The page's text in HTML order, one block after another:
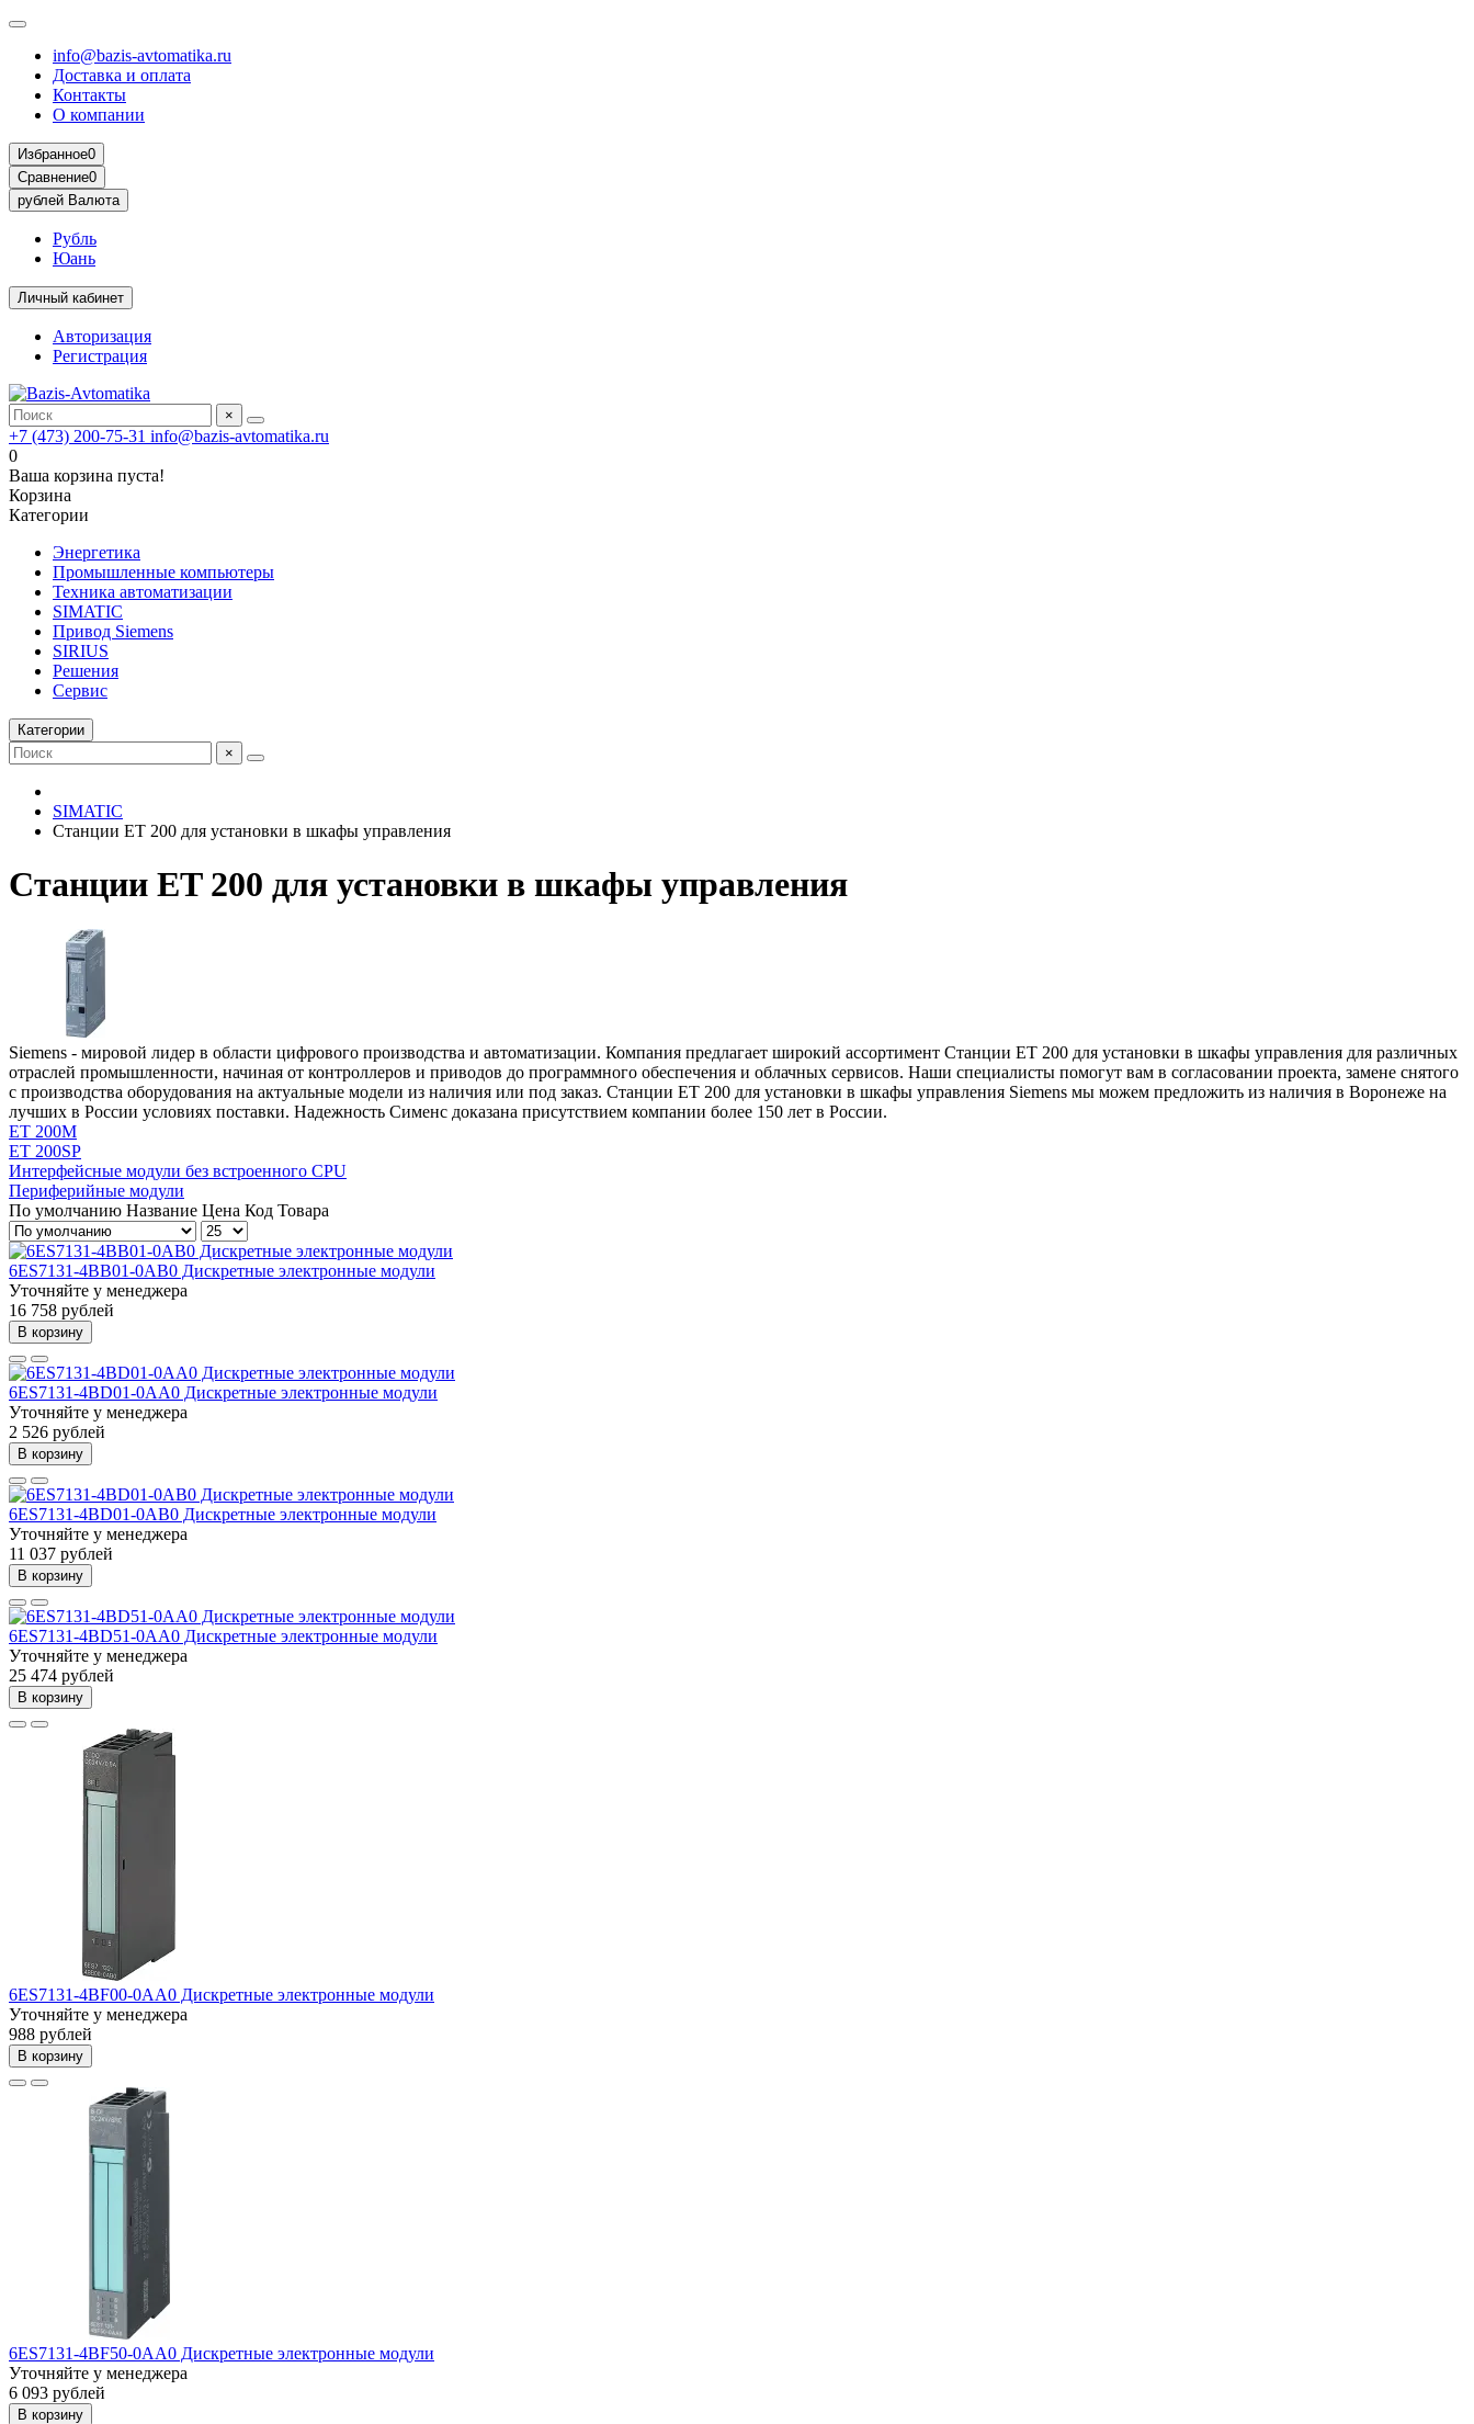
info@bazis-avtomatika.ru
Доставка и оплата
Контакты
О компании
Избранное0
Сравнение0
рублей Валюта
Рубль
Юань
Личный кабинет
Авторизация
Регистрация
×
+7 (473) 200-75-31 info@bazis-avtomatika.ru
0
Ваша корзина пуста!
Корзина
Категории
Энергетика
Промышленные компьютеры
Техника автоматизации
SIMATIC
Привод Siemens
SIRIUS
Решения
Сервис
Категории
×
SIMATIC
Станции ET 200 для установки в шкафы управления
Станции ET 200 для установки в шкафы управления
Siemens - мировой лидер в области цифрового производства и автоматизации. Компания предлагает широкий ассортимент Станции ET 200 для установки в шкафы управления для различных
отраслей промышленности, начиная от контроллеров и приводов до программного обеспечения и облачных сервисов. Наши специалисты помогут вам в согласовании проекта, замене снятого
с производства оборудования на актуальные модели из наличия или под заказ. Станции ET 200 для установки в шкафы управления Siemens мы можем предложить из наличия в Воронеже на
лучших в России условиях поставки. Надежность Сименс доказана присутствием компании более 150 лет в России.
ET 200M
ET 200SP
Интерфейсные модули без встроенного CPU
Периферийные модули
По умолчанию Название Цена Код Товара
6ES7131-4BB01-0AB0 Дискретные электронные модули
Уточняйте у менеджера
16 758 рублей
В корзину
6ES7131-4BD01-0AA0 Дискретные электронные модули
Уточняйте у менеджера
2 526 рублей
В корзину
6ES7131-4BD01-0AB0 Дискретные электронные модули
Уточняйте у менеджера
11 037 рублей
В корзину
6ES7131-4BD51-0AA0 Дискретные электронные модули
Уточняйте у менеджера
25 474 рублей
В корзину
6ES7131-4BF00-0AA0 Дискретные электронные модули
Уточняйте у менеджера
988 рублей
В корзину
6ES7131-4BF50-0AA0 Дискретные электронные модули
Уточняйте у менеджера
6 093 рублей
В корзину